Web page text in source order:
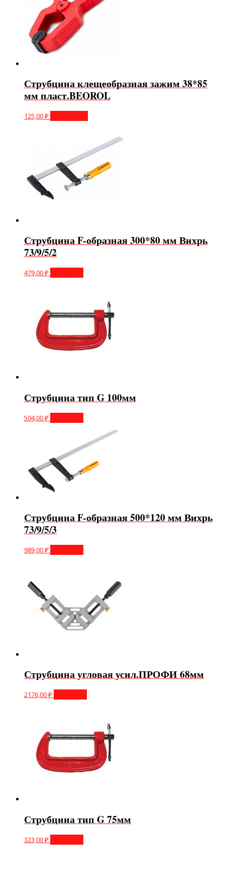
Струбцина клещеобразная зажим 38*85
мм пласт.BEOROL
125,00₽
Струбцина F-образная 300*80 мм Вихрь
73/9/5/2
479,00₽
Струбцина тип G 100мм
504,00₽
Струбцина F-образная 500*120 мм Вихрь
73/9/5/3
989,00₽
Струбцина угловая усил.ПРОФИ 68мм
2176,00₽
Струбцина тип G 75мм
323,00₽